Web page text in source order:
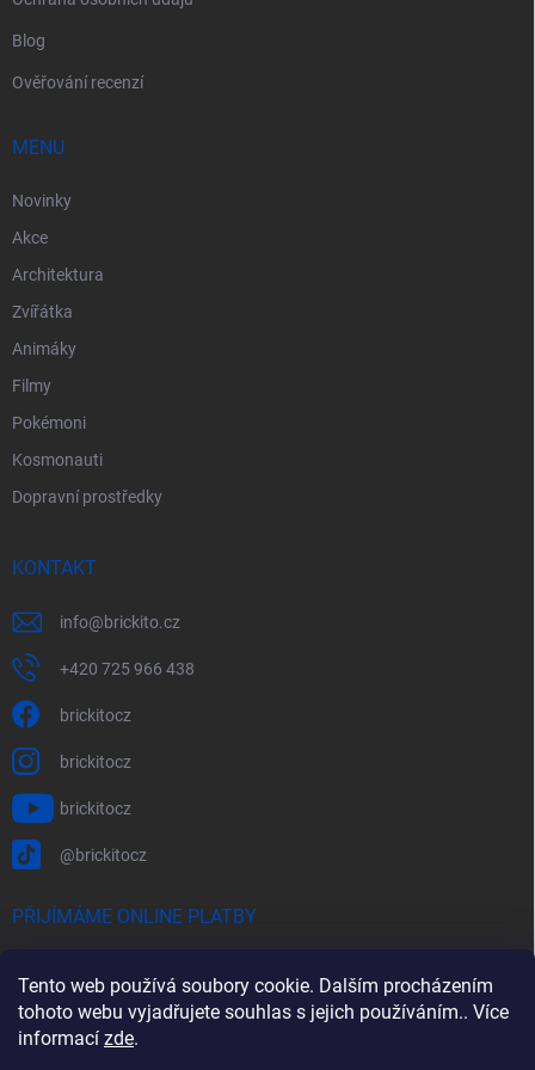
Tento web používá soubory cookie. Dalším procházením
tohoto webu vyjadřujete souhlas s jejich používáním.. Více
informací zde.
Blog
Ověřování recenzí
MENU
Novinky
Akce
Architektura
Zvířátka
Animáky
Filmy
Pokémoni
Kosmonauti
Dopravní prostředky
KONTAKT
info@brickito.cz
+420 725 966 438
brickitocz
brickitocz
brickitocz
@brickitocz
PŘIJÍMÁME ONLINE PLATBY